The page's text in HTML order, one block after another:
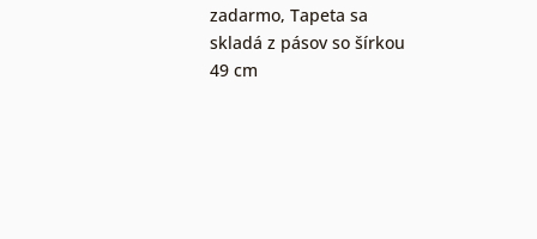
zadarmo, Tapeta sa
skladá z pásov so šírkou
49 cm